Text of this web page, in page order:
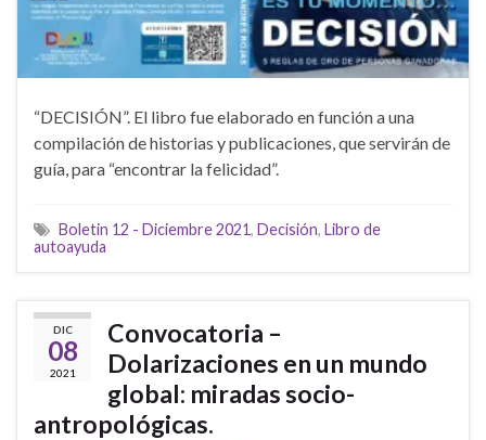
“DECISIÓN”. El libro fue elaborado en función a una
compilación de historias y publicaciones, que servirán de
guía, para “encontrar la felicidad”.
Boletin 12 - Diciembre 2021, Decisión, Libro de
autoayuda
DIC
08
2021
Convocatoria –
Dolarizaciones en un mundo
global: miradas socio-
antropológicas.